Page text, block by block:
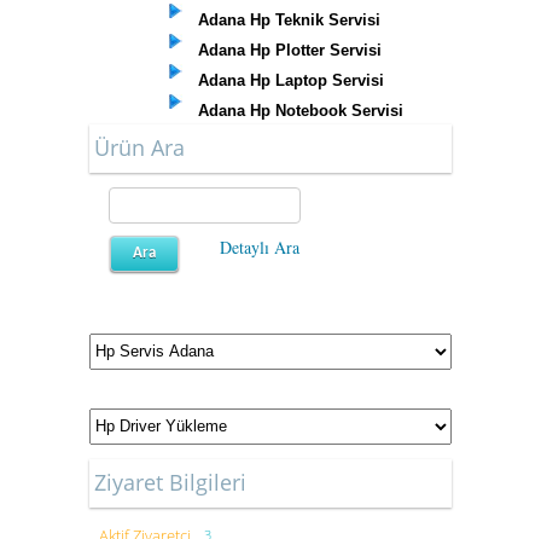
Adana Hp Teknik Servisi
Adana Hp Plotter Servisi
Adana Hp Laptop Servisi
Adana Hp Notebook Servisi
Ürün Ara
Detaylı Ara
Ziyaret Bilgileri
3